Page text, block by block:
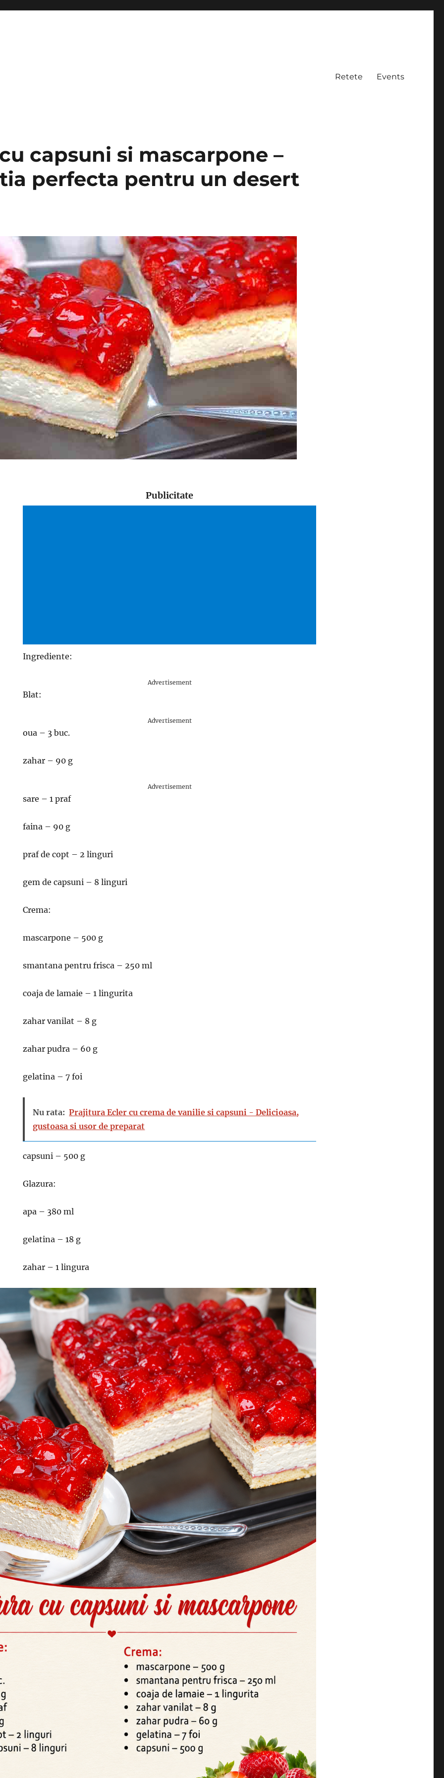
Retete Events
capsuni si mascarpone –
perfecta pentru un desert
Publicitate
Ingrediente:
Advertisement
Blat:
Advertisement
oua – 3 buc.
zahar – 90 g
Advertisement
sare – 1 praf
faina – 90 g
praf de copt – 2 linguri
gem de capsuni – 8 linguri
Crema:
mascarpone – 500 g
smantana pentru frisca – 250 ml
coaja de lamaie – 1 lingurita
zahar vanilat – 8 g
zahar pudra – 60 g
gelatina – 7 foi
Nu rata: Prajitura Ecler cu crema de vanilie si capsuni - Delicioasa,
gustoasa si usor de preparat
capsuni – 500 g
Glazura:
apa – 380 ml
gelatina – 18 g
zahar – 1 lingura